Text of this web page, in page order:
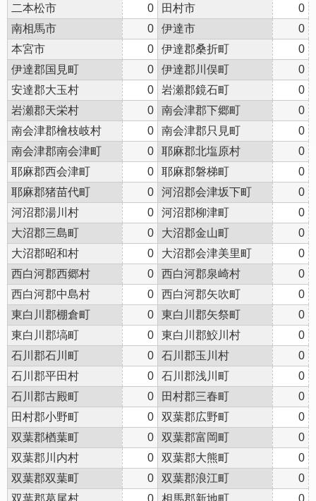
二本松市
0 田村市
0
南相馬市
0 伊達市
0
本宮市
0 伊達郡桑折町
0
伊達郡国見町
0 伊達郡川俣町
0
安達郡大玉村
0 岩瀬郡鏡石町
0
岩瀬郡天栄村
0 南会津郡下郷町
0
南会津郡檜枝岐村
0 南会津郡只見町
0
南会津郡南会津町
0 耶麻郡北塩原村
0
耶麻郡西会津町
0 耶麻郡磐梯町
0
耶麻郡猪苗代町
0 河沼郡会津坂下町
0
河沼郡湯川村
0 河沼郡柳津町
0
大沼郡三島町
0 大沼郡金山町
0
大沼郡昭和村
0 大沼郡会津美里町
0
西白河郡西郷村
0 西白河郡泉崎村
0
西白河郡中島村
0 西白河郡矢吹町
0
東白川郡棚倉町
0 東白川郡矢祭町
0
東白川郡塙町
0 東白川郡鮫川村
0
石川郡石川町
0 石川郡玉川村
0
石川郡平田村
0 石川郡浅川町
0
石川郡古殿町
0 田村郡三春町
0
田村郡小野町
0 双葉郡広野町
0
双葉郡楢葉町
0 双葉郡富岡町
0
双葉郡川内村
0 双葉郡大熊町
0
双葉郡双葉町
0 双葉郡浪江町
0
双葉郡葛尾村
0 相馬郡新地町 0